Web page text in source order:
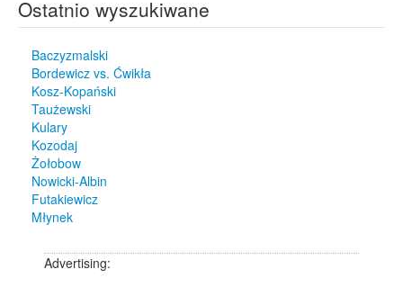
Ostatnio wyszukiwane
Baczyzmalski
Bordewicz vs. Ćwikła
Kosz-Kopański
Taużewski
Kulary
Kozodaj
Żołobow
Nowicki-Albin
Futakiewicz
Młynek
Advertising: